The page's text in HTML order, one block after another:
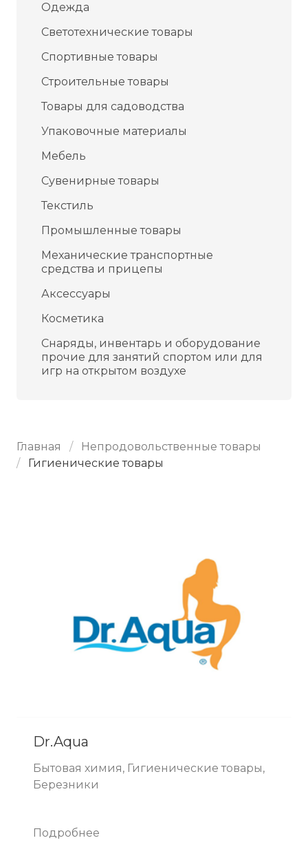
Одежда
Светотехнические товары
Спортивные товары
Строительные товары
Товары для садоводства
Упаковочные материалы
Мебель
Сувенирные товары
Текстиль
Промышленные товары
Механические транспортные
средства и прицепы
Аксессуары
Косметика
Снаряды, инвентарь и оборудование
прочие для занятий спортом или для
игр на открытом воздухе
Главная
Непродовольственные товары
Гигиенические товары
Dr.Aqua
Бытовая химия, Гигиенические товары,
Березники
Подробнее